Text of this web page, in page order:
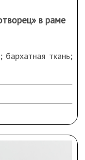
в раме
ткань;
рассыхания,